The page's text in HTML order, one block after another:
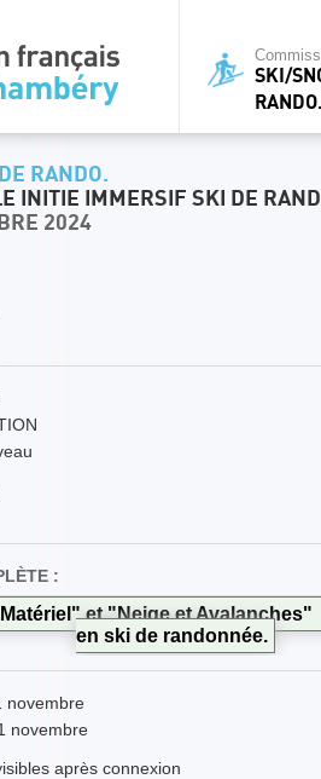
SKI/
RANDO.
RANDO.
INITIE IMMERSIF SKI DE
2024
:
et "Neige et
en ski de randonnée.
novembre
novembre
après connexion